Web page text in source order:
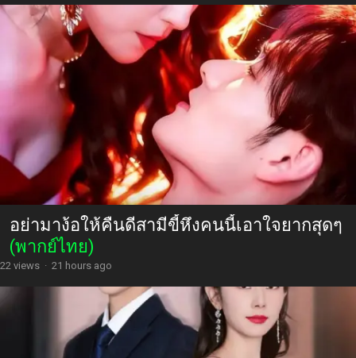
อย่ามาง้อให้คืนดีสามีขี้หึงคนนี้เอาใจยากสุดๆ
(พากย์ไทย)
22 views · 21 hours ago